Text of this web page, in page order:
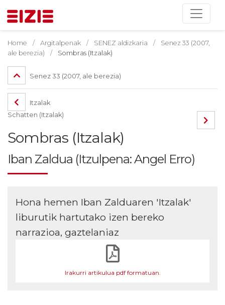
Home Argitalpenak SENEZ aldizkaria
Senez 33 (2007,
ale berezia)
Sombras (Itzalak)
Senez 33 (2007, ale berezia)
Itzalak
Schatten (Itzalak)
Sombras (Itzalak)
Iban Zaldua (Itzulpena: Angel Erro)
Hona hemen Iban Zalduaren 'Itzalak'
liburutik hartutako izen bereko
narrazioa, gaztelaniaz
Irakurri artikulua pdf formatuan.